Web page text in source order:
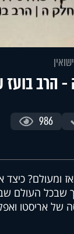
הרב בועז
986
כיצד
שבכל העולם
של אריסטו